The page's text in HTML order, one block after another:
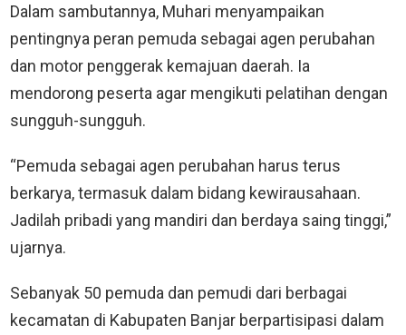
Dalam sambutannya, Muhari menyampaikan
pentingnya peran pemuda sebagai agen perubahan
dan motor penggerak kemajuan daerah. Ia
mendorong peserta agar mengikuti pelatihan dengan
sungguh-sungguh.
“Pemuda sebagai agen perubahan harus terus
berkarya, termasuk dalam bidang kewirausahaan.
Jadilah pribadi yang mandiri dan berdaya saing tinggi,”
ujarnya.
Sebanyak 50 pemuda dan pemudi dari berbagai
kecamatan di Kabupaten Banjar berpartisipasi dalam